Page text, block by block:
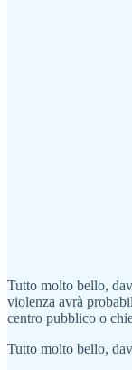
Tutto molto bello,
violenza avrà
centro pubblico o
Tutto molto bello,